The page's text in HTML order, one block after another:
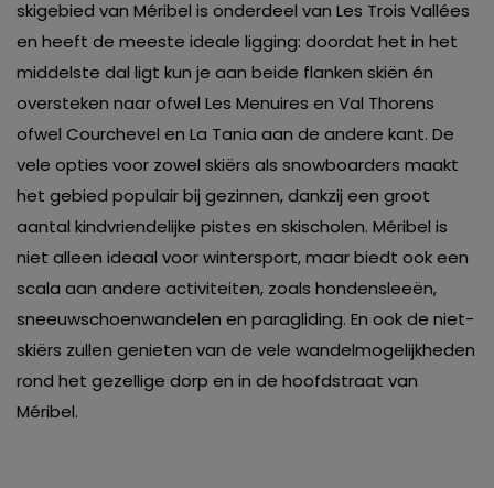
skigebied van Méribel is onderdeel van Les Trois Vallées
en heeft de meeste ideale ligging: doordat het in het
middelste dal ligt kun je aan beide flanken skiën én
oversteken naar ofwel Les Menuires en Val Thorens
ofwel Courchevel en La Tania aan de andere kant. De
vele opties voor zowel skiërs als snowboarders maakt
het gebied populair bij gezinnen, dankzij een groot
aantal kindvriendelijke pistes en skischolen. Méribel is
niet alleen ideaal voor wintersport, maar biedt ook een
scala aan andere activiteiten, zoals hondensleeën,
sneeuwschoenwandelen en paragliding. En ook de niet-
skiërs zullen genieten van de vele wandelmogelijkheden
rond het gezellige dorp en in de hoofdstraat van
Méribel.